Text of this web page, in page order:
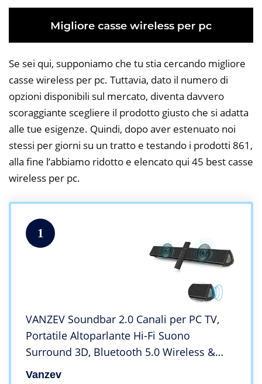
Se sei qui, supponiamo che tu stia cercando migliore
casse wireless per pc. Tuttavia, dato il numero di
opzioni disponibili sul mercato, diventa davvero
scoraggiante scegliere il prodotto giusto che si adatta
alle tue esigenze. Quindi, dopo aver estenuato noi
stessi per giorni su un tratto e testando i prodotti 861,
alla fine l’abbiamo ridotto e elencato qui 45 best casse
wireless per pc.
1
VANZEV Soundbar 2.0 Canali per PC TV,
Portatile Altoparlante Hi-Fi Suono
Surround 3D, Bluetooth 5.0 Wireless &
Cablata Compatibile TV/Cellulare/PC per
Vanzev